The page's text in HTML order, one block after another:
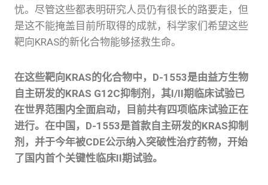
忧。尽管这些都表明研究人员仍有很长的路要走，但
是这不能掩盖目前所取得的成就，科学家们希望这些
靶向KRAS的新化合物能够拯救生命。
在这些靶向KRAS的化合物中，D-1553是由益方生物
自主研发的KRAS G12C抑制剂，其I/II期临床试验已
在世界范围内全面启动，目前共有四项临床试验正在
进行。在中国，D-1553是首款自主研发的KRAS抑制
剂，并于今年被CDE公示纳入突破性治疗药物，开始
了国内首个关键性临床II期试验。